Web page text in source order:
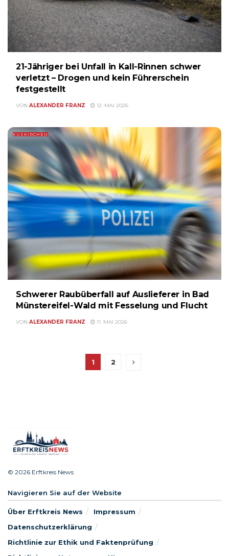
21-Jähriger bei Unfall in Kall-Rinnen schwer
verletzt – Drogen und kein Führerschein
festgestellt
VON ALEXANDER FRANZ 12. MAI 2026
EUSKIRCHEN
Schwerer Raubüberfall auf Auslieferer in Bad
Münstereifel-Wald mit Fesselung und Flucht
VON ALEXANDER FRANZ 11. MAI 2026
1 2
© 2026 Erftkreis News
Navigieren Sie auf der Website
Über Erftkreis News
Impressum
Datenschutzerklärung
Richtlinie zur Ethik und Faktenprüfung